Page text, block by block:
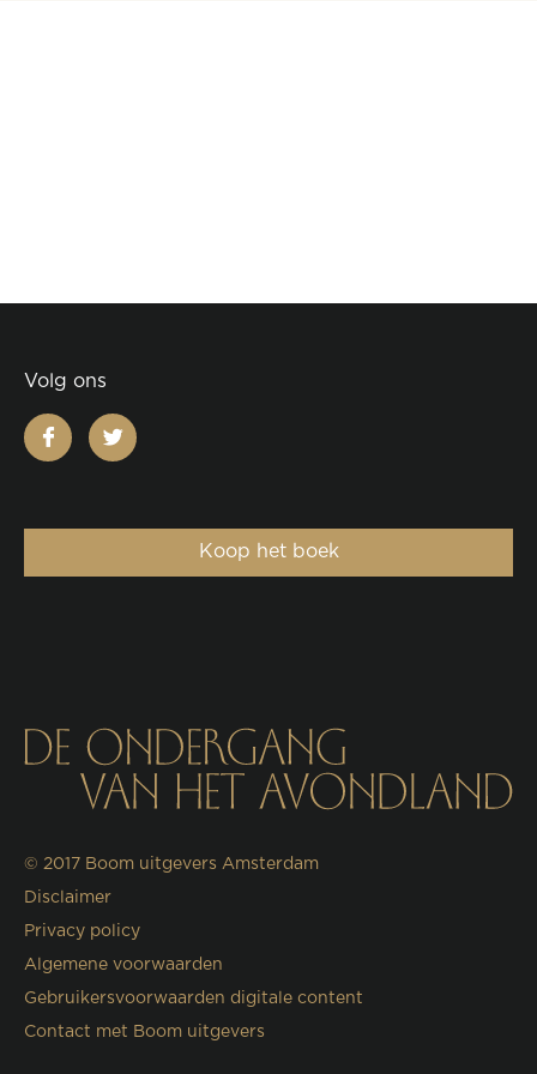
Volg ons
facebooktwitter
Koop het boek
© 2017 Boom uitgevers Amsterdam
Disclaimer
Privacy policy
Algemene voorwaarden
Gebruikersvoorwaarden digitale content
Contact met Boom uitgevers